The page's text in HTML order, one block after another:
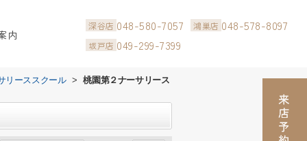
内
深谷店 048-580-7057 鴻巣店 048-578-8097
坂戸店 049-299-7399
リーススクール > 桃園第２ナーサリース